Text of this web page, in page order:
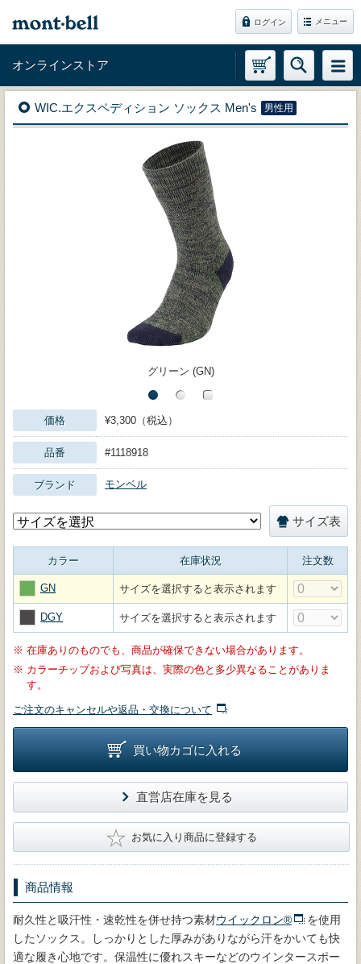
ログイン メニュー
オンラインストア
WIC.エクスペディション ソックス Men's 男性用
グリーン (GN)
価格 ¥3,300（税込）
品番 #1118918
ブランド モンベル
サイズ表
カラー 在庫状況 注文数
GN サイズを選択すると表示されます
DGY サイズを選択すると表示されます
※ 在庫ありのものでも、商品が確保できない場合があります。
※ カラーチップおよび写真は、実際の色と多少異なることがありま
す。
ご注文のキャンセルや返品・交換について
買い物カゴに入れる
直営店在庫を見る
★ お気に入り商品に登録する
商品情報
耐久性と吸汗性・速乾性を併せ持つ素材ウイックロン®
を使用
したソックス。しっかりとした厚みがありながら汗をかいても快
適な履き心地です。保温性に優れスキーなどのウインタースポー